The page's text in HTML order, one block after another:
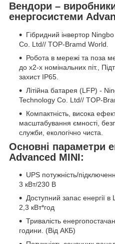
Вендори –
енергосистеми
Гібридний інвертор
Co. Ltd// TOP-Bramd World.
Робота в мережі та поза
до х2-х номінальних піт.,
захист IP65.
Літійна батарея (LFP) -
Technology Co. Ltd// TOP-
Компактність, висока
масштабування ємності,
служби, екологічно чиста.
Основні параметри
Advanced MINI:
UPS потужність/
3 кВт/230 В
Доступний запас енергії
2,3 кВт*год
Тривалість
години. (Від АКБ)